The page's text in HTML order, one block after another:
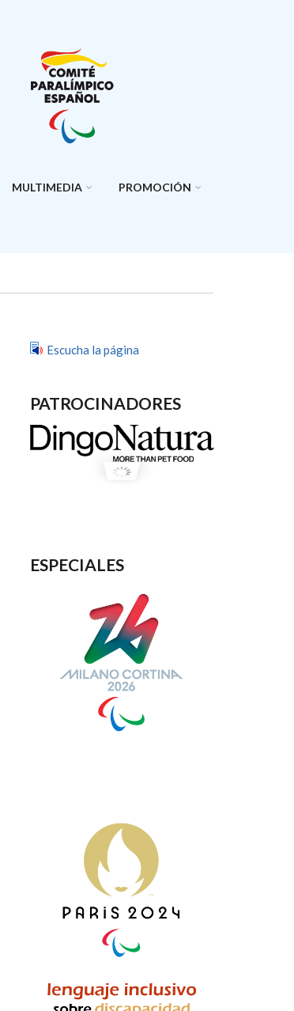
MULTIMEDIA PROMOCIÓN
Escucha la página
PATROCINADORES
ESPECIALES